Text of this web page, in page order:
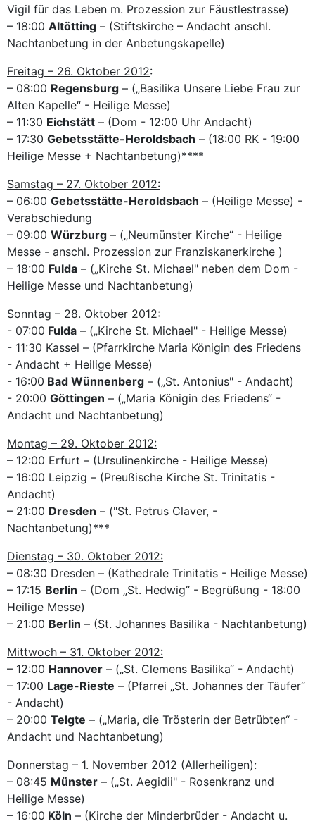
Vigil für das Leben m. Prozession zur Fäustlestrasse)
– 18:00 Altötting – (Stiftskirche – Andacht anschl.
Nachtanbetung in der Anbetungskapelle)
Freitag – 26. Oktober 2012:
– 08:00 Regensburg – („Basilika Unsere Liebe Frau zur
Alten Kapelle“ - Heilige Messe)
– 11:30 Eichstätt – (Dom - 12:00 Uhr Andacht)
– 17:30 Gebetsstätte-Heroldsbach – (18:00 RK - 19:00
Heilige Messe + Nachtanbetung)****
Samstag – 27. Oktober 2012:
– 06:00 Gebetsstätte-Heroldsbach – (Heilige Messe) -
Verabschiedung
– 09:00 Würzburg – („Neumünster Kirche“ - Heilige
Messe - anschl. Prozession zur Franziskanerkirche )
– 18:00 Fulda – („Kirche St. Michael" neben dem Dom -
Heilige Messe und Nachtanbetung)
Sonntag – 28. Oktober 2012:
- 07:00 Fulda – („Kirche St. Michael" - Heilige Messe)
- 11:30 Kassel – (Pfarrkirche Maria Königin des Friedens
- Andacht + Heilige Messe)
- 16:00 Bad Wünnenberg – („St. Antonius" - Andacht)
- 20:00 Göttingen – („Maria Königin des Friedens“ -
Andacht und Nachtanbetung)
Montag – 29. Oktober 2012:
– 12:00 Erfurt – (Ursulinenkirche - Heilige Messe)
– 16:00 Leipzig – (Preußische Kirche St. Trinitatis -
Andacht)
– 21:00 Dresden – ("St. Petrus Claver, -
Nachtanbetung)***
Dienstag – 30. Oktober 2012:
– 08:30 Dresden – (Kathedrale Trinitatis - Heilige Messe)
– 17:15 Berlin – (Dom „St. Hedwig“ - Begrüßung - 18:00
Heilige Messe)
– 21:00 Berlin – (St. Johannes Basilika - Nachtanbetung)
Mittwoch – 31. Oktober 2012:
– 12:00 Hannover – („St. Clemens Basilika“ - Andacht)
– 17:00 Lage-Rieste – (Pfarrei „St. Johannes der Täufer“
- Andacht)
– 20:00 Telgte – („Maria, die Trösterin der Betrübten“ -
Andacht und Nachtanbetung)
Donnerstag – 1. November 2012 (Allerheiligen):
– 08:45 Münster – („St. Aegidii" - Rosenkranz und
Heilige Messe)
– 16:00 Köln – (Kirche der Minderbrüder - Andacht u.